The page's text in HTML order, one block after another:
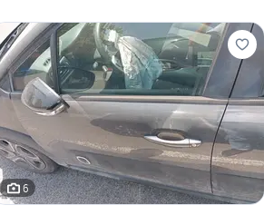
6